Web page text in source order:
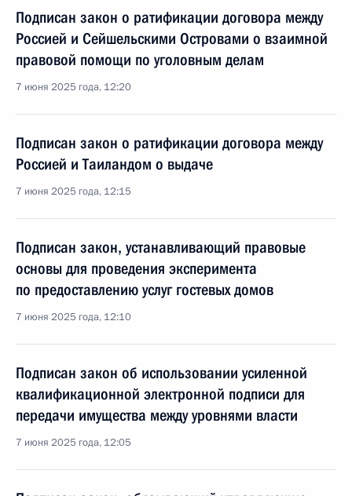
Подписан закон о ратификации договора между
Россией и Сейшельскими Островами о взаимной
правовой помощи по уголовным делам
7 июня 2025 года, 12:20
Подписан закон о ратификации договора между
Россией и Таиландом о выдаче
7 июня 2025 года, 12:15
Подписан закон, устанавливающий правовые
основы для проведения эксперимента
по предоставлению услуг гостевых домов
7 июня 2025 года, 12:10
Подписан закон об использовании усиленной
квалификационной электронной подписи для
передачи имущества между уровнями власти
7 июня 2025 года, 12:05